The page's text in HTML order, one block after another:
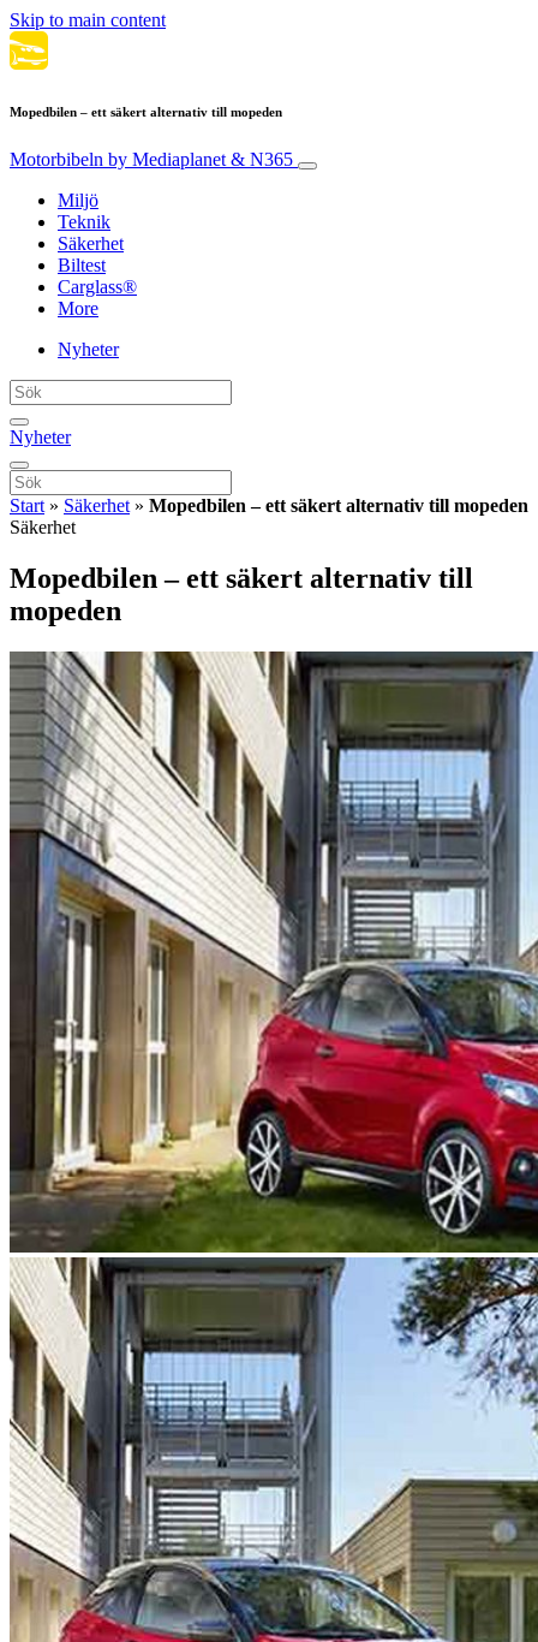
Skip to main content
Mopedbilen – ett säkert alternativ till mopeden
Motorbibeln by Mediaplanet & N365
Miljö
Teknik
Säkerhet
Biltest
Carglass®
More
Nyheter
Nyheter
Start » Säkerhet » Mopedbilen – ett säkert alternativ till mopeden
Säkerhet
Mopedbilen – ett säkert alternativ till
mopeden